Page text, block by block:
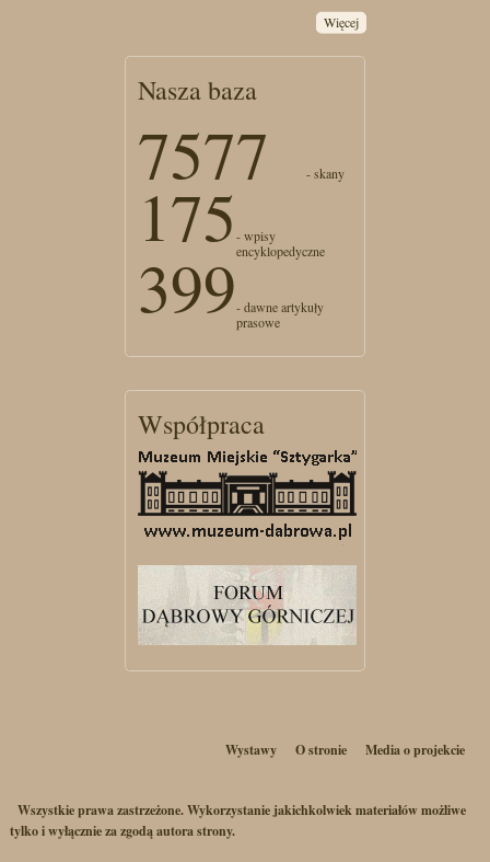
Więcej
Nasza baza
7577 - skany
175- wpisy
encyklopedyczne
399- dawne artykuły
prasowe
Współpraca
Wystawy O stronie Media o projekcie
Wszystkie prawa zastrzeżone. Wykorzystanie jakichkolwiek materiałów możliwe
tylko i wyłącznie za zgodą autora strony.